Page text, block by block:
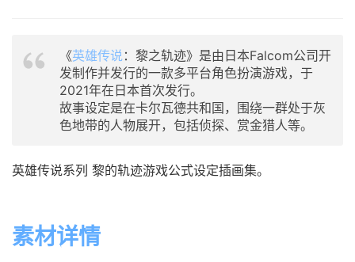
《英雄传说 ：黎之轨迹》是由日本Falcom公司开
发制作并发行的一款多平台角色扮演游戏，于
2021年在日本首次发行。
故事设定是在卡尔瓦德共和国，围绕一群处于灰
色地带的人物展开，包括侦探、赏金猎人等。
英雄传说系列 黎的轨迹游戏公式设定插画集。
素材详情